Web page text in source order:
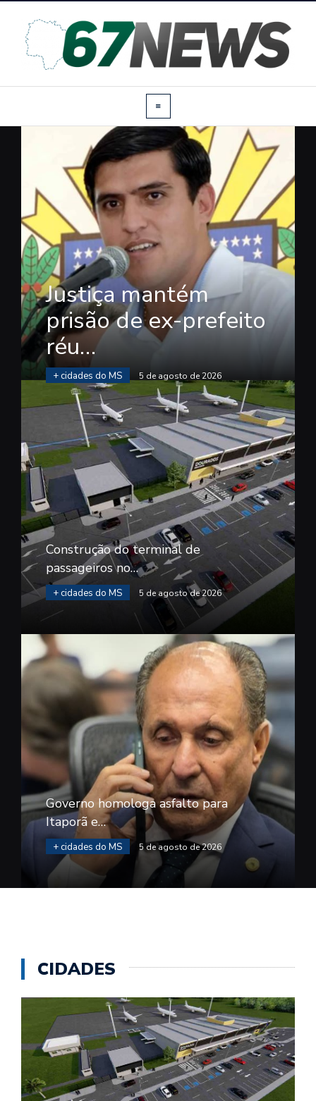
Justiça mantém
prisão de ex-prefeito
réu…
+ cidades do MS 5 de agosto de 2026
Construção do terminal de
passageiros no…
+ cidades do MS 5 de agosto de 2026
Governo homologa asfalto para
Itaporã e…
+ cidades do MS 5 de agosto de 2026
CIDADES